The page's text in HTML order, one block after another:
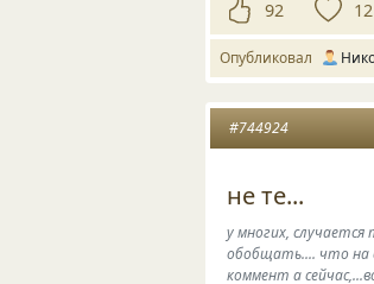
92 12
Опубликовал
#744924
не те...
у многих,
обобщать.... что на
коммент а